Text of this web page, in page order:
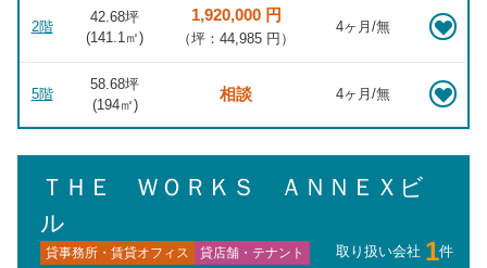
2階
42.68坪
(141.1㎡)
1,920,000 円
（坪：44,985 円）
4ヶ月/無
5階
58.68坪
(194㎡)
相談 4ヶ月/無
ＴＨＥ ＷＯＲＫＳ ＡＮＮＥＸビ
ル
貸事務所・賃貸オフィス 貸店舗・テナント 取り扱い会社 1件